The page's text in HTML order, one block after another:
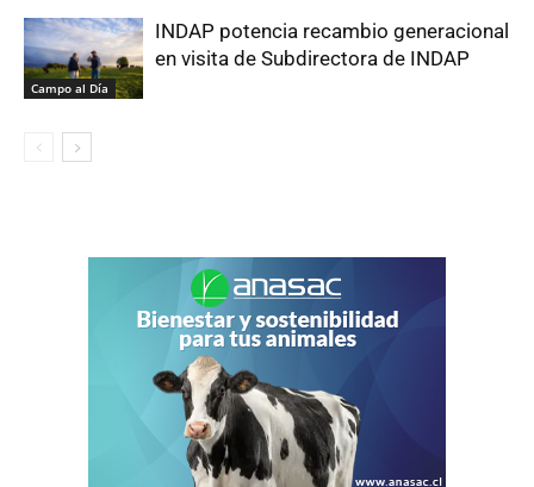
Campo al Día
INDAP potencia recambio generacional
en visita de Subdirectora de INDAP